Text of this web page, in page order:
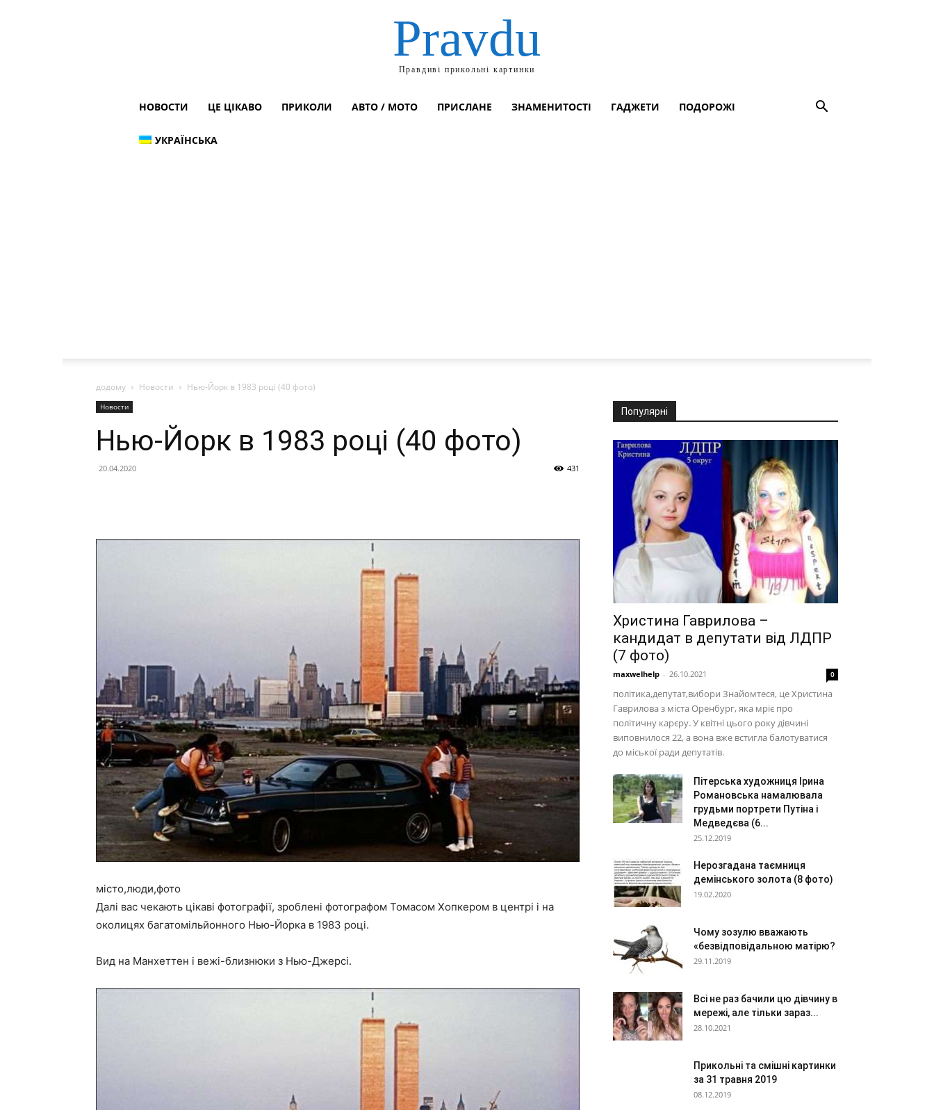
Pravdu
Правдиві прикольні картинки
НОВОСТИ ЦЕ ЦІКАВО ПРИКОЛИ АВТО / МОТО ПРИСЛАНЕ ЗНАМЕНИТОСТІ ГАДЖЕТИ ПОДОРОЖІ
УКРАЇНСЬКА
додому Новости Нью-Йорк в 1983 році (40 фото)
Новости
Нью-Йорк в 1983 році (40 фото)
20.04.2020 431
місто,люди,фото
Далі вас чекають цікаві фотографії, зроблені фотографом Томасом Хопкером в центрі і на
околицях багатомільйонного Нью-Йорка в 1983 році.
Вид на Манхеттен і вежі-близнюки з Нью-Джерсі.
Популярні
Христина Гаврилова –
кандидат в депутати від ЛДПР
(7 фото)
maxwelhelp - 26.10.2021 0
політика,депутат,вибори Знайомтеся, це Христина
Гаврилова з міста Оренбург, яка мріє про
політичну карєру. У квітні цього року дівчині
виповнилося 22, а вона вже встигла балотуватися
до міської ради депутатів.
Пітерська художниця Ірина
Романовська намалювала
грудьми портрети Путіна і
Медведєва (6...
25.12.2019
Нерозгадана таємниця
демінського золота (8 фото)
19.02.2020
Чому зозулю вважають
«безвідповідальною матірю?
29.11.2019
Всі не раз бачили цю дівчину в
мережі, але тільки зараз...
28.10.2021
Прикольні та смішні картинки
за 31 травня 2019
08.12.2019